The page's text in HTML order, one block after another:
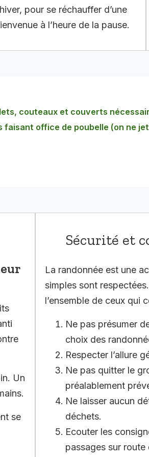
pour se réchauffer d’une
à l’heure de la pause.
couteaux et couverts
faisant office de poubelle (on ne
Un
se
Sécurité et
La randonnée est une
simples sont
l’ensemble de ceux qui
Ne pas présumer
choix des
Respecter l’allure
Ne pas quitter le
préalablement
Ne laisser aucun
déchets.
Ecouter les
passages sur route